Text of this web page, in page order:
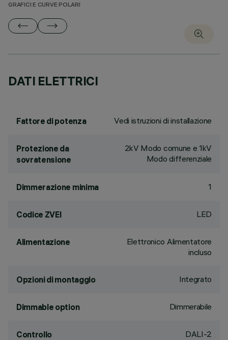
GRAFICI E CURVE POLARI
DATI ELETTRICI
Fattore di potenza Vedi istruzioni di installazione
Protezione da
sovratensione
2kV Modo comune e 1kV
Modo differenziale
Dimmerazione minima 1
Codice ZVEI LED
Alimentazione
Elettronico Alimentatore
incluso
Opzioni di montaggio Integrato
Dimmable option Dimmerabile
Controllo DALI-2